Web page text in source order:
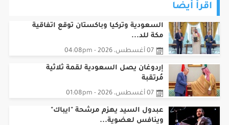
اقرأ أيضا
السعودية وتركيا وباكستان توقع اتفاقية
مكة للد...
07 أغسطس، 2026 - 04:08pm
إردوغان يصل السعودية لقمة ثلاثية
مُرتقبة
07 أغسطس، 2026 - 01:08pm
عبدول السيد يهزم مرشحة "ايباك"
وينافس لعضوية...